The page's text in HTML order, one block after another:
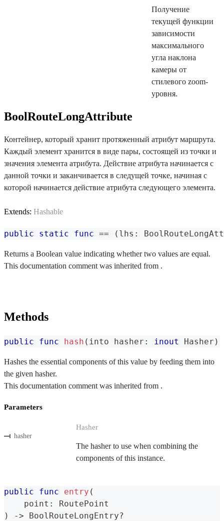
Получение
текущей функции
зависимости
максимального
угла наклона
камеры от
стилевого zoom-
уровня.
BoolRouteLongAttribute
Контейнер, который хранит протяженный атрибут маршрута.
Каждый элемент хранится в виде пары, состоящей из точки и
значения элемента атрибута. Действие атрибута начинается с
данной точки и заканчивается в следущей точке, начиная с
которой начинается действие атрибута следующего элемента.
Extends: Hashable
public static func == ( lhs :
Returns a Boolean value indicating whether two values are equal.
This documentation comment was inherited from .
Methods
public func hash ( into hasher : inout Hasher )
Hashes the essential components of this value by feeding them into
the given hasher.
This documentation comment was inherited from .
Parameters
hasher
Hasher
The hasher to use when combining the
components of this instance.
public func entry (
    point
:
RoutePoint
)
-> BoolRouteLongEntry?